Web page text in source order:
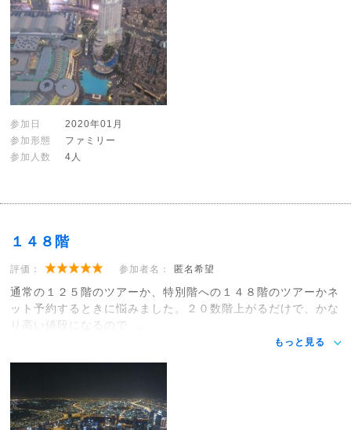
参加日
2020年01月
参加形態
ファミリー
参加人数
4人
１４８階
評価： 参加者名： 匿名希望
通常の１２５階のツアーか、特別階への１４８階のツアーかネ
ット予約するときに悩みました。２０数階上がるだけで、かな
り高い値段になるので…。
もっと見る